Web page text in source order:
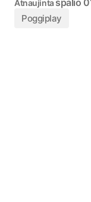
Atnaujinta spalio
Poggiplay